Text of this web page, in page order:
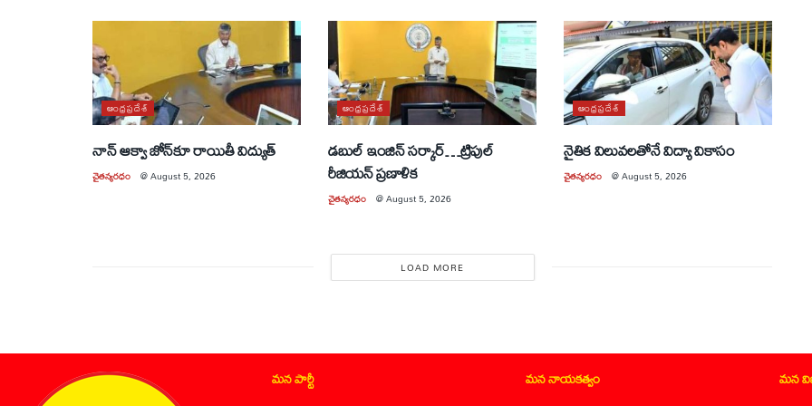
ఆంధ్రప్రదేశ్
నాన్ ఆక్వా జోన్‌కూ రాయితీ విద్యుత్
చైతన్యరధం @August 5, 2026
ఆంధ్రప్రదేశ్
డబుల్ ఇంజిన్ సర్కార్…ట్రిపుల్
రీజియన్ ప్రణాళిక
చైతన్యరధం @August 5, 2026
ఆంధ్రప్రదేశ్
నైతిక విలువలతోనే విద్యా వికాసం
చైతన్యరధం @August 5, 2026
LOAD MORE
మన పార్టీ మన నాయకత్వం మన